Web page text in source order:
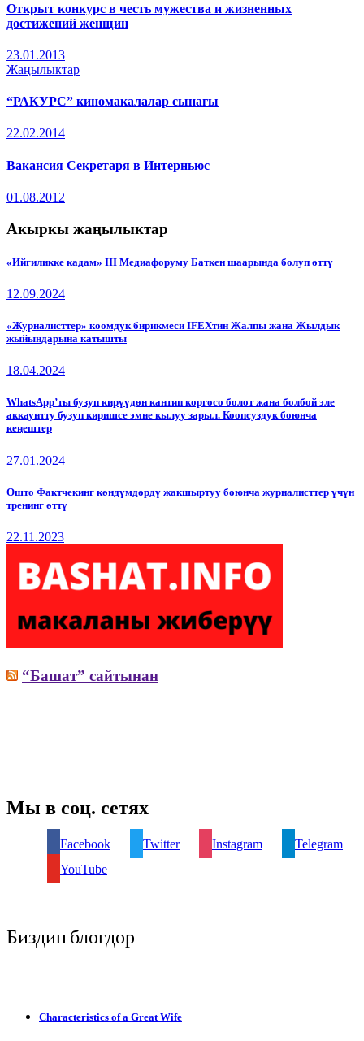
Открыт конкурс в честь мужества и жизненных
достижений женщин
23.01.2013
Жаңылыктар
“РАКУРС” киномакалалар сынагы
22.02.2014
Вакансия Секретаря в Интерньюс
01.08.2012
Акыркы жаңылыктар
«Ийгиликке кадам» III Медиафоруму Баткен шаарында болуп өттү
12.09.2024
«Журналисттер» коомдук бирикмеси IFEXтин Жалпы жана Жылдык
жыйындарына катышты
18.04.2024
WhatsApp’ты бузуп кирүүдөн кантип коргосо болот жана болбой эле
аккаунтту бузуп киришсе эмне кылуу зарыл. Коопсуздук боюнча
кеңештер
27.01.2024
Ошто Фактчекинг көндүмдөрдү жакшыртуу боюнча журналисттер үчүн
тренинг өттү
22.11.2023
“Башат” сайтынан
Мы в соц. сетях
Facebook Twitter Instagram
Telegram
YouTube
Биздин блогдор
Characteristics of a Great Wife